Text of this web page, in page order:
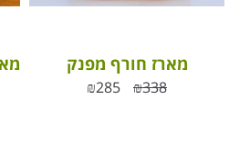
מארז חורף מפנק
₪338
₪285